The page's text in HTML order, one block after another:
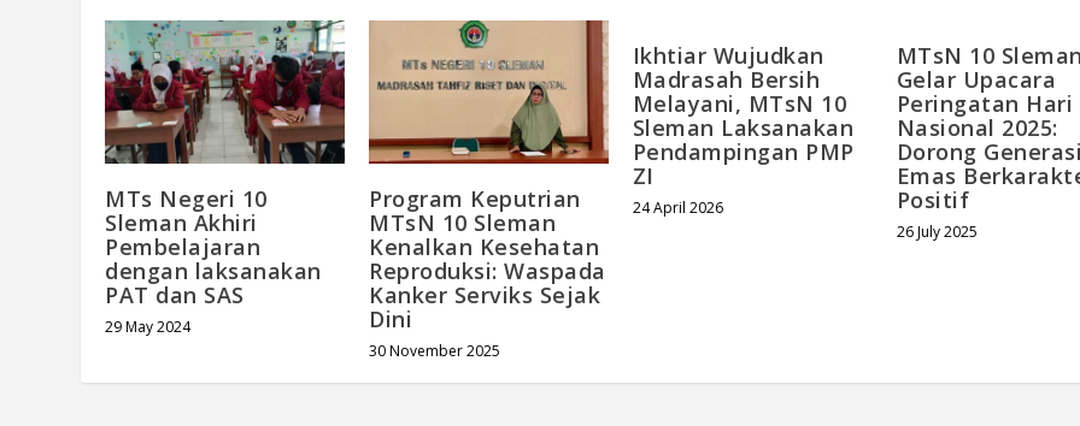
MTs Negeri 10
Sleman Akhiri
Pembelajaran
dengan laksanakan
PAT dan SAS
29 May 2024
Program Keputrian
MTsN 10 Sleman
Kenalkan Kesehatan
Reproduksi: Waspada
Kanker Serviks Sejak
Dini
30 November 2025
Ikhtiar Wujudkan
Madrasah Bersih
Melayani, MTsN 10
Sleman Laksanakan
Pendampingan PMP
ZI
24 April 2026
MTsN 10 Sleman
Gelar Upacara
Peringatan Hari
Nasional 2025:
Dorong Generasi
Emas
Positif
26 July 2025